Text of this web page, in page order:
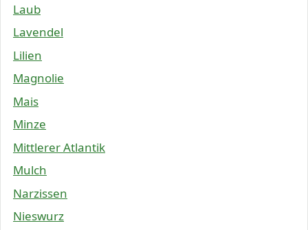
Laub
Lavendel
Lilien
Magnolie
Mais
Minze
Mittlerer Atlantik
Mulch
Narzissen
Nieswurz